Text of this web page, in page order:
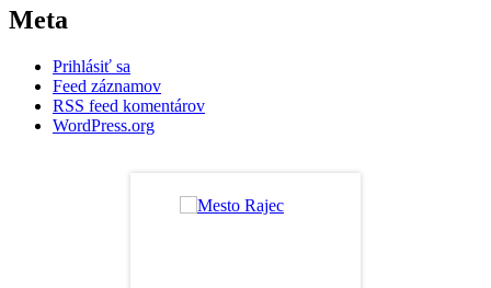
Meta
Prihlásiť sa
Feed záznamov
RSS feed komentárov
WordPress.org